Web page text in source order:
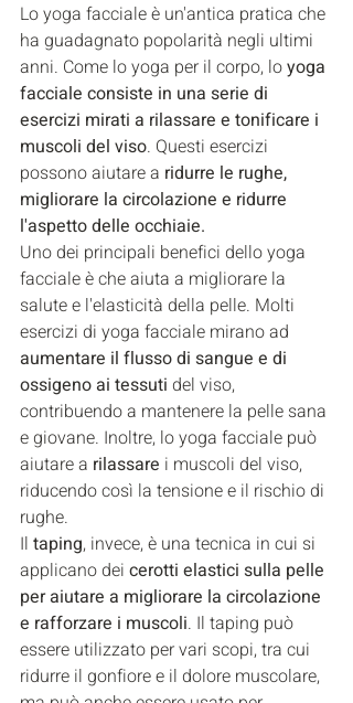
Lo yoga facciale è un'antica pratica che
ha guadagnato popolarità negli ultimi
anni. Come lo yoga per il corpo, lo yoga
facciale consiste in una serie di
esercizi mirati a rilassare e tonificare i
muscoli del viso. Questi esercizi
possono aiutare a ridurre le rughe,
migliorare la circolazione e ridurre
l'aspetto delle occhiaie.
Uno dei principali benefici dello yoga
facciale è che aiuta a migliorare la
salute e l'elasticità della pelle. Molti
esercizi di yoga facciale mirano ad
aumentare il flusso di sangue e di
ossigeno ai tessuti del viso,
contribuendo a mantenere la pelle sana
e giovane. Inoltre, lo yoga facciale può
aiutare a rilassare i muscoli del viso,
riducendo così la tensione e il rischio di
rughe.
Il taping, invece, è una tecnica in cui si
applicano dei cerotti elastici sulla pelle
per aiutare a migliorare la circolazione
e rafforzare i muscoli. Il taping può
essere utilizzato per vari scopi, tra cui
ridurre il gonfiore e il dolore muscolare,